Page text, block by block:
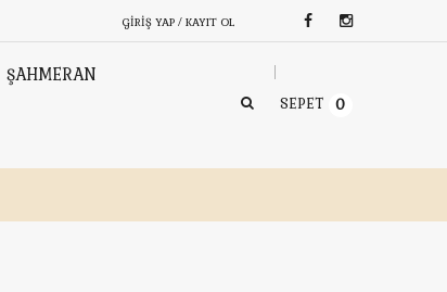
GIRIŞ YAP / KAYIT OL
ŞAHMERAN
SEPET 0